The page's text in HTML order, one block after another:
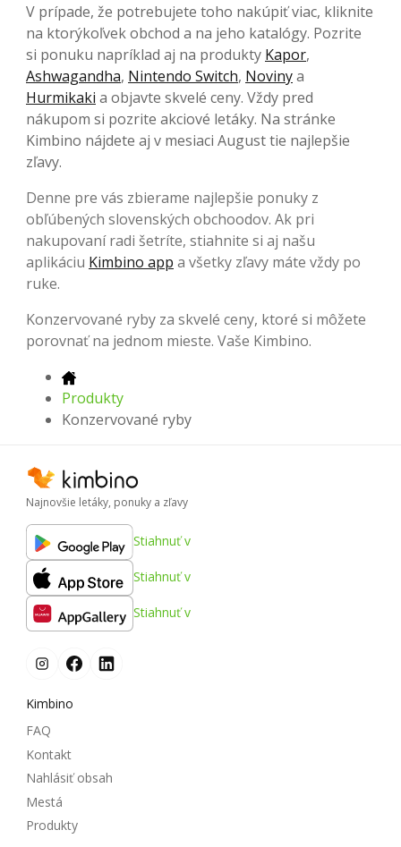
V prípade, že potrebujete toho nakúpiť viac, kliknite
na ktorýkoľvek obchod a na jeho katalógy. Pozrite
si ponuku napríklad aj na produkty Kapor,
Ashwagandha, Nintendo Switch, Novinya
Hurmikaki a objavte skvelé ceny. Vždy pred
nákupom si pozrite akciové letáky. Na stránke
Kimbino nájdete aj v mesiaci August tie najlepšie
zľavy.
Denne pre vás zbierame najlepšie ponuky z
obľúbených slovenských obchoodov. Ak pri
nakupovaní radi šetríte, stiahnite si aj našu
aplikáciu Kimbino app a všetky zľavy máte vždy po
ruke.
Konzervované ryby za skvelé ceny, ktoré si môžete
porovnať na jednom mieste. Vaše Kimbino.
Produkty
Konzervované ryby
Najnovšie letáky, ponuky a zľavy
Stiahnuť v
Stiahnuť v
Stiahnuť v
Kimbino
FAQ
Kontakt
Nahlásiť obsah
Mestá
Produkty